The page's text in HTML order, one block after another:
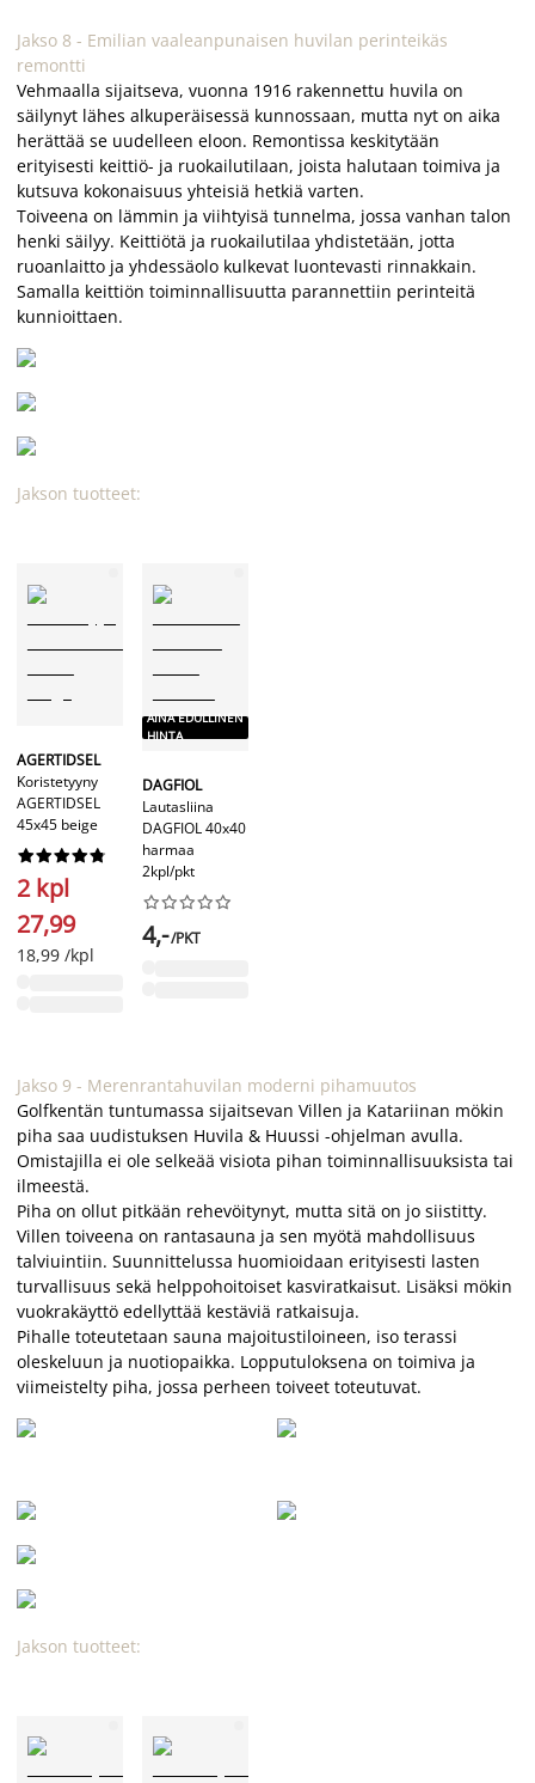
Jakso 8 - Emilian vaaleanpunaisen huvilan perinteikäs
remontti
Vehmaalla sijaitseva, vuonna 1916 rakennettu huvila on
säilynyt lähes alkuperäisessä kunnossaan, mutta nyt on aika
herättää se uudelleen eloon. Remontissa keskitytään
erityisesti keittiö- ja ruokailutilaan, joista halutaan toimiva ja
kutsuva kokonaisuus yhteisiä hetkiä varten.
Toiveena on lämmin ja viihtyisä tunnelma, jossa vanhan talon
henki säilyy. Keittiötä ja ruokailutilaa yhdistetään, jotta
ruoanlaitto ja yhdessäolo kulkevat luontevasti rinnakkain.
Samalla keittiön toiminnallisuutta parannettiin perinteitä
kunnioittaen.
Jakson tuotteet:
AGERTIDSEL
Koristetyyny
AGERTIDSEL
45x45 beige






2 kpl
27,99
18,99 /kpl
AINA EDULLINEN
HINTA
DAGFIOL
Lautasliina
DAGFIOL 40x40
harmaa
2kpl/pkt






4,-/PKT
Jakso 9 - Merenrantahuvilan moderni pihamuutos
Golfkentän tuntumassa sijaitsevan Villen ja Katariinan mökin
piha saa uudistuksen Huvila & Huussi -ohjelman avulla.
Omistajilla ei ole selkeää visiota pihan toiminnallisuuksista tai
ilmeestä.
Piha on ollut pitkään rehevöitynyt, mutta sitä on jo siistitty.
Villen toiveena on rantasauna ja sen myötä mahdollisuus
talviuintiin. Suunnittelussa huomioidaan erityisesti lasten
turvallisuus sekä helppohoitoiset kasviratkaisut. Lisäksi mökin
vuokrakäyttö edellyttää kestäviä ratkaisuja.
Pihalle toteutetaan sauna majoitustiloineen, iso terassi
oleskeluun ja nuotiopaikka. Lopputuloksena on toimiva ja
viimeistelty piha, jossa perheen toiveet toteutuvat.
Jakson tuotteet: